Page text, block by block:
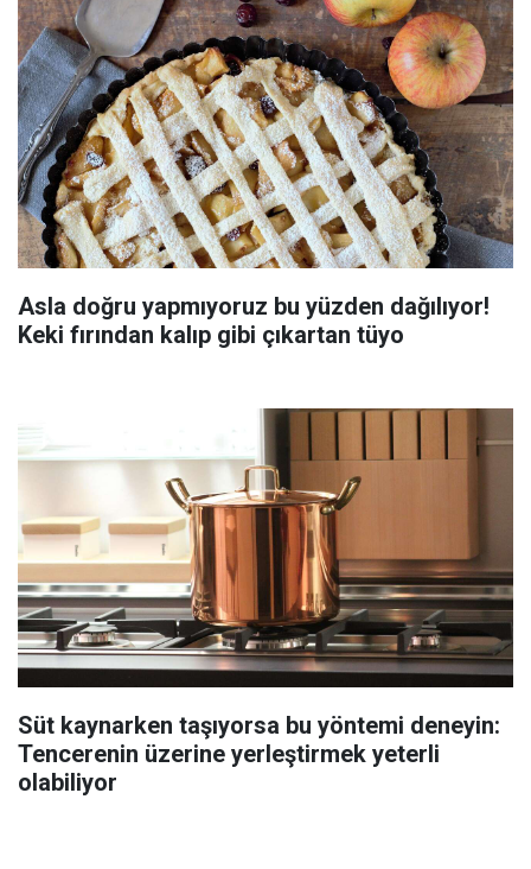
Asla doğru yapmıyoruz bu yüzden dağılıyor!
Keki fırından kalıp gibi çıkartan tüyo
Süt kaynarken taşıyorsa bu yöntemi deneyin:
Tencerenin üzerine yerleştirmek yeterli
olabiliyor